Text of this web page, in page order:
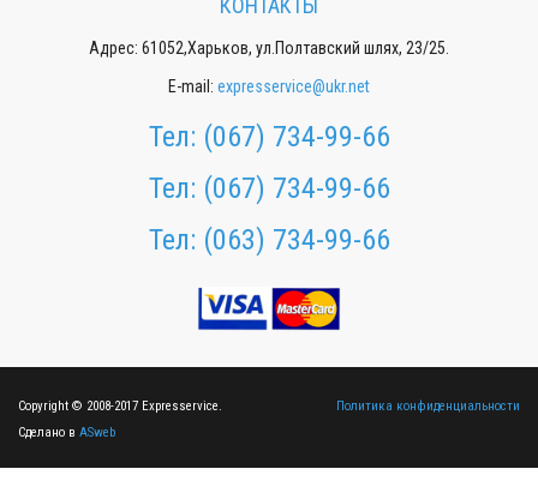
КОНТАКТЫ
Адрес: 61052,Харьков, ул.Полтавский шлях, 23/25.
E-mail: expresservice@ukr.net
Тел: (067) 734-99-66
Тел: (067) 734-99-66
Тел: (063) 734-99-66
Copyright © 2008-2017 Expresservice.
Сделано в ASweb
Политика конфиденциальности